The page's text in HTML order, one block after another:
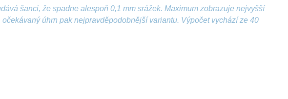
šanci, že spadne alespoň 0,1 mm srážek. Maximum zobrazuje nejvyšší
očekávaný úhrn pak nejpravděpodobnější variantu. Výpočet vychází ze 40